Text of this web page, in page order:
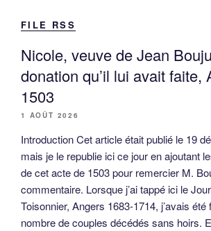
FILE RSS
Nicole, veuve de Jean
donation qu’il lui avait faite,
1503
1 AOÛT 2026
Introduction Cet article était publié le 19
mais je le republie ici ce jour en ajoutant
de cet acte de 1503 pour remercier M.
commentaire. Lorsque j’ai tappé ici le
Toisonnier, Angers 1683-1714, j’avais été
nombre de couples décédés sans hoirs.